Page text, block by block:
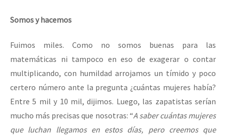
Somos y hacemos
Fuimos miles. Como no somos buenas para las
matemáticas ni tampoco en eso de exagerar o contar
multiplicando, con humildad arrojamos un tímido y poco
certero número ante la pregunta ¿cuántas mujeres había?
Entre 5 mil y 10 mil, dijimos. Luego, las zapatistas serían
mucho más precisas que nosotras: “A saber cuántas mujeres
que luchan llegamos en estos días, pero creemos que